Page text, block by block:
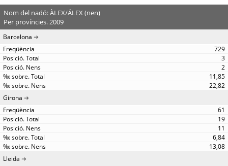
Nom del nadó: ÀLEX/ÁLEX (nen)
Per províncies. 2009
Barcelona
729
3
2
11,85
22,82
Girona
61
19
11
6,84
13,08
Lleida